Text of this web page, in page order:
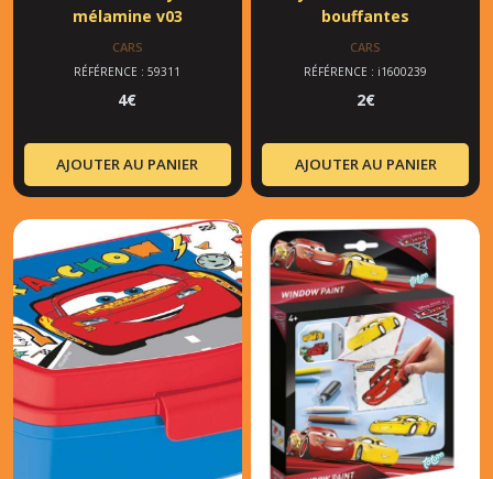
mélamine v03
CARS
RÉFÉRENCE : 59311
4€
AJOUTER AU PANIER
bouffantes
CARS
RÉFÉRENCE : i1600239
2€
AJOUTER AU PANIER